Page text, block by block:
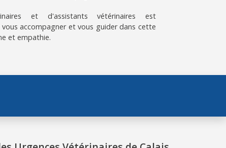
et d'assistants vétérinaires est
accompagner et vous guider dans cette
et empathie.